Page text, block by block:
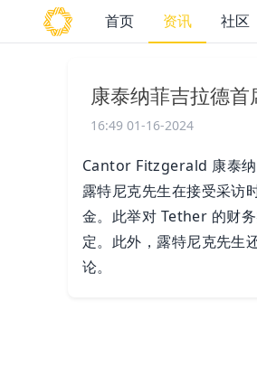
首页 资讯 社区
康泰纳菲吉拉德
16:49 01-16-2024
Cantor Fitzgerald 康泰纳
露特尼克先生在接受采访
金。此举对 Tether 的财
定。此外，露特尼克先生
论。